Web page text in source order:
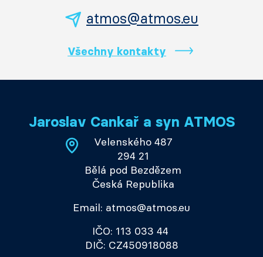
atmos@atmos.eu
Všechny kontakty
Jaroslav Cankař a syn ATMOS
Velenského 487
294 21
Bělá pod Bezdězem
Česká Republika
Email: atmos@atmos.eu
IČO: 113 033 44
DIČ: CZ450918088